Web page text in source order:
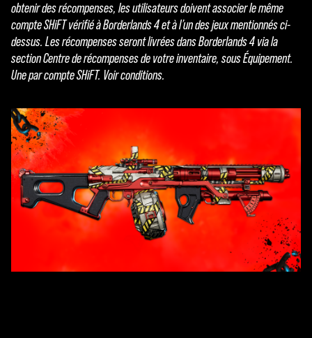
obtenir des récompenses, les utilisateurs doivent associer le même
compte SHiFT vérifié à Borderlands 4 et à l’un des jeux mentionnés ci-
dessus. Les récompenses seront livrées dans Borderlands 4 via la
section Centre de récompenses de votre inventaire, sous Équipement.
Une par compte SHiFT. Voir conditions.